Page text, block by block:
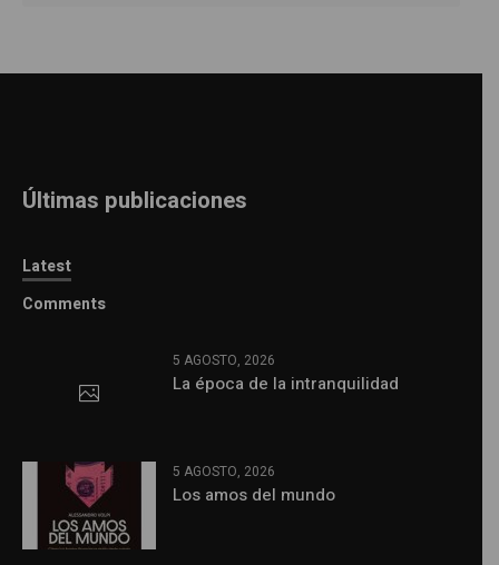
Últimas publicaciones
Latest
Comments
5 AGOSTO, 2026
La época de la intranquilidad
5 AGOSTO, 2026
Los amos del mundo